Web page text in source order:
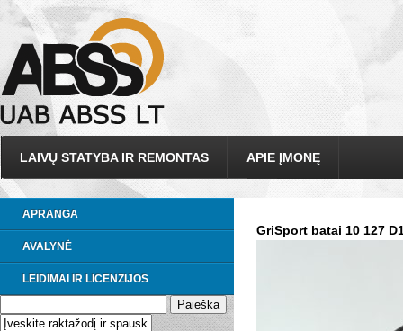
LAIVŲ STATYBA IR REMONTAS APIE ĮMONĘ
APRANGA
AVALYNĖ
LEIDIMAI IR LICENZIJOS
GriSport batai 10 127